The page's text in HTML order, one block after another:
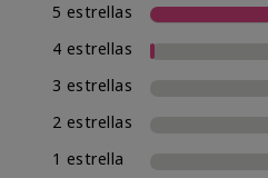
5 estrellas
4 estrellas
3 estrellas
2 estrellas
1 estrella